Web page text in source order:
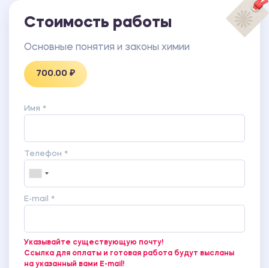
Стоимость работы
Основные понятия и законы химии
700.00 ₽
Имя *
Телефон *
E-mail *
Указывайте существующую почту!
Ссылка для оплаты и готовая работа будут высланы
на указанный вами E-mail!